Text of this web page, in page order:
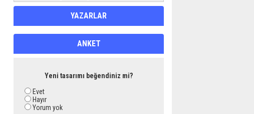
YAZARLAR
ANKET
Yeni tasarımı beğendiniz mi?
Evet
Hayır
Yorum yok